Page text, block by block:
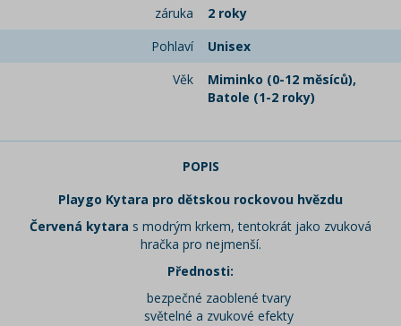
záruka
2 roky
Pohlaví
Unisex
Věk
Miminko (0-12 měsíců),
Batole (1-2 roky)
POPIS
Playgo Kytara pro dětskou rockovou hvězdu
Červená kytara s modrým krkem, tentokrát jako zvuková
hračka pro nejmenší.
Přednosti:
bezpečné zaoblené tvary
světelné a zvukové efekty